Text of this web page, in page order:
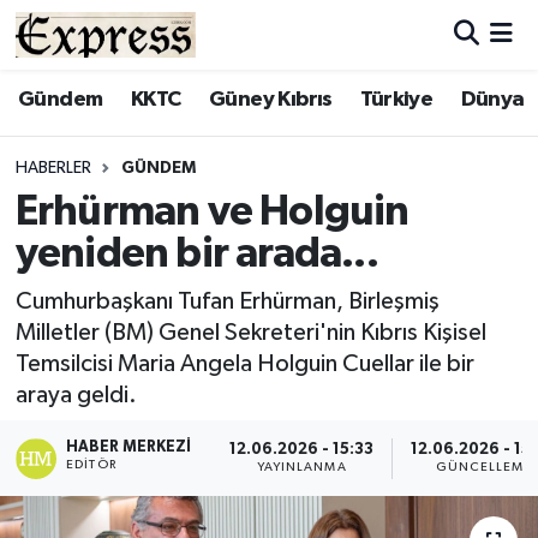
Gündem KKTC Güney Kıbrıs Türkiye Dünya
HABERLER GÜNDEM
Erhürman ve Holguin
yeniden bir arada...
Cumhurbaşkanı Tufan Erhürman, Birleşmiş
Milletler (BM) Genel Sekreteri'nin Kıbrıs Kişisel
Temsilcisi Maria Angela Holguin Cuellar ile bir
araya geldi.
HABER MERKEZI
EDITÖR
12.06.2026 - 15:33
YAYINLANMA
12.06.2026 -
GÜNCELLEME
ALAYKÖY
BİLİM
DÜNYA
EĞİTİM
EKONOMİ
ENGLISH
Hava Durumu
Süper Lig Puan Durumu ve Fikstür
Son Dakika Haberleri
Haber Arşivi